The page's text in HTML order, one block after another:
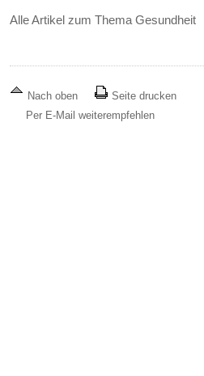
Alle Artikel zum Thema Gesundheit
Nach oben
Seite drucken
Per E-Mail weiterempfehlen